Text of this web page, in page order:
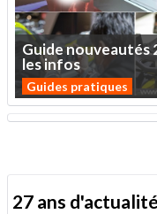
Guidenouveautés
lesinfos
Guides pratiques
27 ans